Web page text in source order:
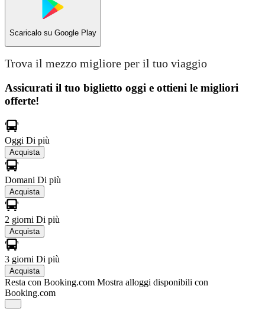
Scaricalo su Google Play
Trova il mezzo migliore per il tuo viaggio
Assicurati il ​​tuo biglietto oggi e ottieni le migliori
offerte!
Oggi Di più
Acquista
Domani Di più
Acquista
2 giorni Di più
Acquista
3 giorni Di più
Acquista
Resta con Booking.com Mostra alloggi disponibili con
Booking.com